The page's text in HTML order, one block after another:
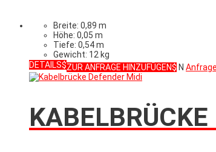
Breite: 0,89 m
Höhe: 0,05 m
Tiefe: 0,54 m
Gewicht: 12 kg
DETAILS
ZUR ANFRAGE HINZUFÜGEN N